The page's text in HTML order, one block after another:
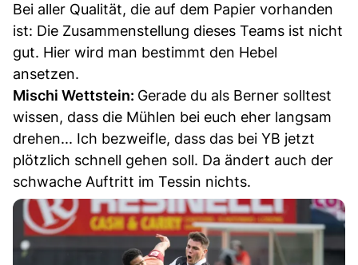
Bei aller Qualität, die auf dem Papier vorhanden
ist: Die Zusammenstellung dieses Teams ist nicht
gut. Hier wird man bestimmt den Hebel
ansetzen.
Mischi Wettstein: Gerade du als Berner solltest
wissen, dass die Mühlen bei euch eher langsam
drehen... Ich bezweifle, dass das bei YB jetzt
plötzlich schnell gehen soll. Da ändert auch der
schwache Auftritt im Tessin nichts.